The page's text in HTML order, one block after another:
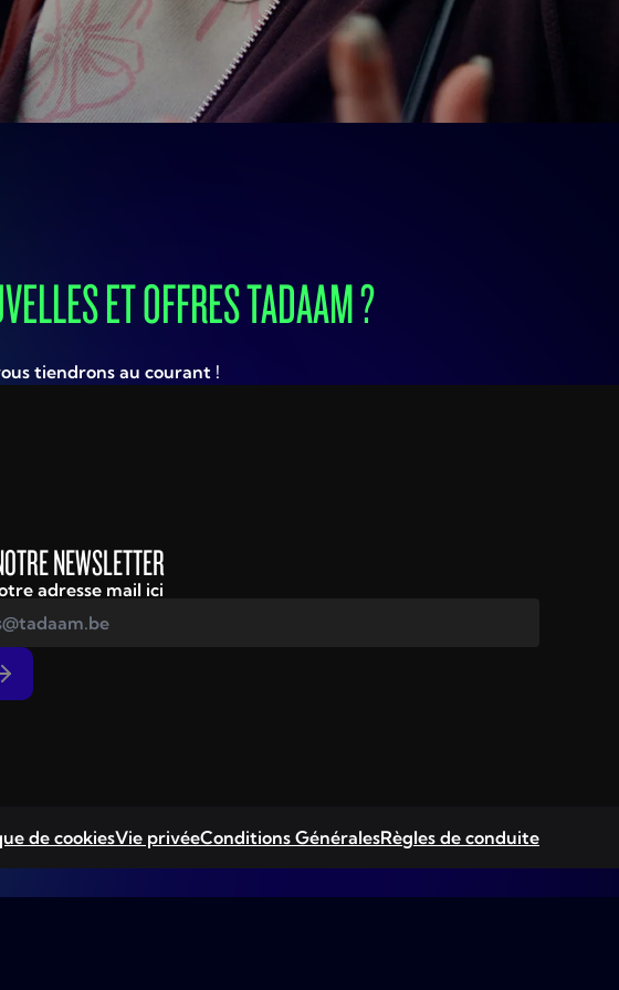
ET OFFRES TADAAM ?
tiendrons au courant !
NEWSLETTER
adresse mail ici
de cookiesVie privéeConditions GénéralesRègles de conduite